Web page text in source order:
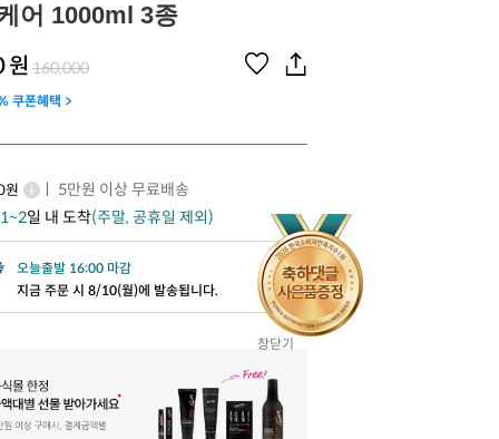
창닫기
어 1000ml 3종
원 160,000
쿠폰혜택 >
원
ㅣ 5만원 이상 무료배송
1~2일 내 도착(주말, 공휴일 제외)
오늘출발 16:00 마감
지금 주문 시 8/10(월)에 발송됩니다.